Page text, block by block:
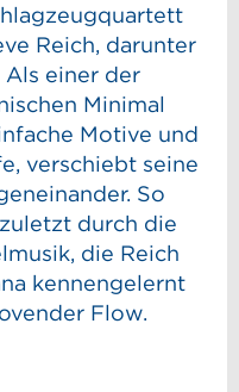
Reich, darunter
einer der
Minimal
Motive und
verschiebt seine
So
durch die
die Reich
kennengelernt
Flow.